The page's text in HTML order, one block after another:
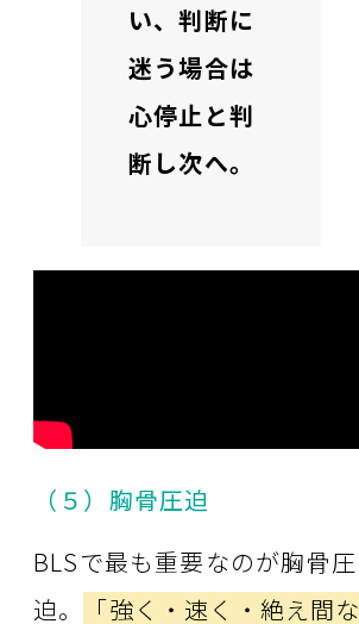
い、判断に
迷う場合は
心停止と判
断し次へ。
（５）胸骨圧迫
BLSで最も重要なのが胸骨圧
迫。
「強く・速く・絶え間な